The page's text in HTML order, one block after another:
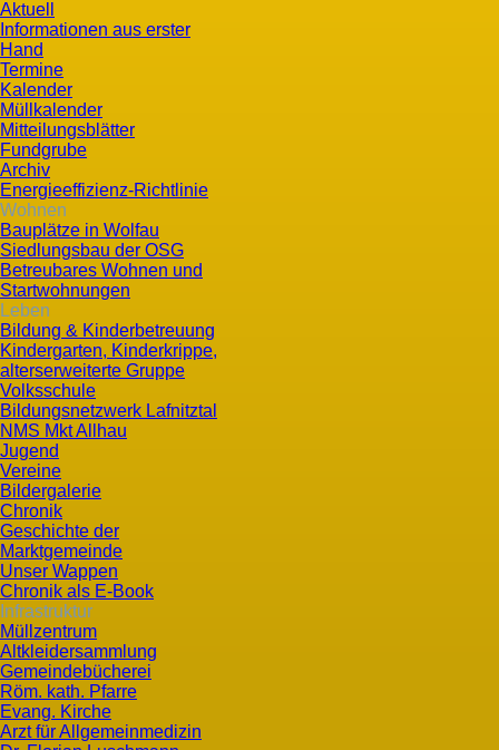
Aktuell
Informationen aus erster
Hand
Termine
Kalender
Müllkalender
Mitteilungsblätter
Fundgrube
Archiv
Energieeffizienz-Richtlinie
Wohnen
Bauplätze in Wolfau
Siedlungsbau der OSG
Betreubares Wohnen und
Startwohnungen
Leben
Bildung & Kinderbetreuung
Kindergarten, Kinderkrippe,
alterserweiterte Gruppe
Volksschule
Bildungsnetzwerk Lafnitztal
NMS Mkt Allhau
Jugend
Vereine
Bildergalerie
Chronik
Geschichte der
Marktgemeinde
Unser Wappen
Chronik als E-Book
Infrastruktur
Müllzentrum
Altkleidersammlung
Gemeindebücherei
Röm. kath. Pfarre
Evang. Kirche
Arzt für Allgemeinmedizin